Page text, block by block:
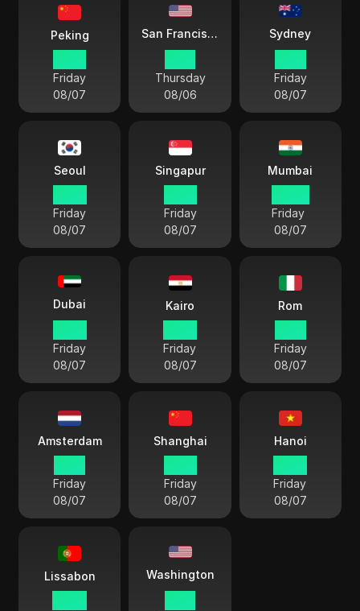
Peking
Friday
08/07
San Francisco
Thursday
08/06
Sydney
Friday
08/07
Seoul
Friday
08/07
Singapur
Friday
08/07
Mumbai
Friday
08/07
Dubai
Friday
08/07
Kairo
Friday
08/07
Rom
Friday
08/07
Amsterdam
Friday
08/07
Shanghai
Friday
08/07
Hanoi
Friday
08/07
Lissabon Washington